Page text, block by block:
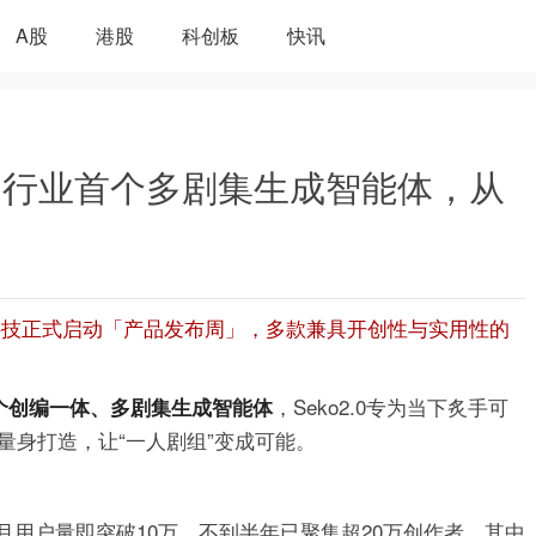
A股 港股 科创板 快讯
业首个多剧集生成智能体，从
正式启动「产品发布周」，多款兼具开创性与实用性的
创编一体、多剧集生成智能体，Seko2.0专为当下炙手可
打造，让“一人剧组”变成可能。